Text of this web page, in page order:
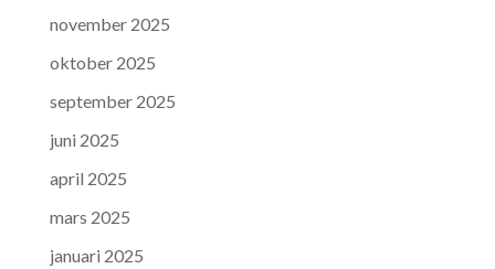
november 2025
oktober 2025
september 2025
juni 2025
april 2025
mars 2025
januari 2025